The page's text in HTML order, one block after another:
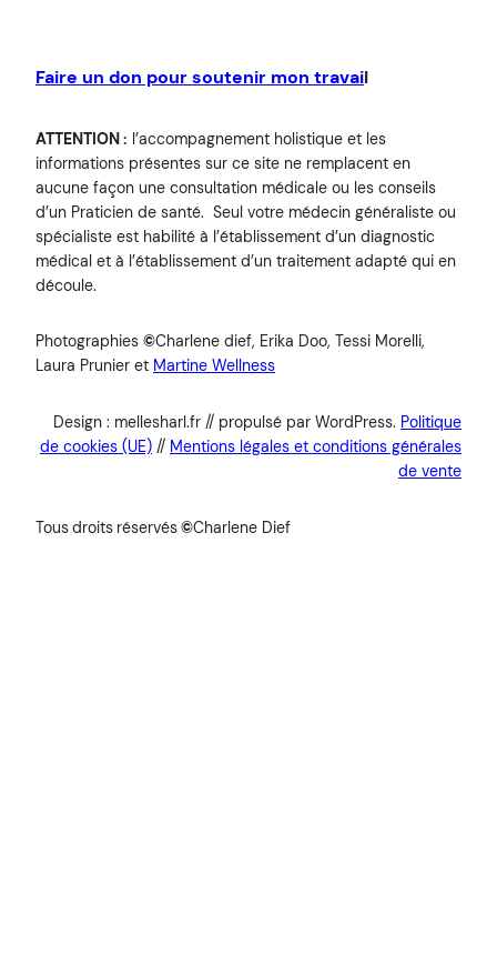
Faire un don pour soutenir mon travail
ATTENTION : l’accompagnement holistique et les
informations présentes sur ce site ne remplacent en
aucune façon une consultation médicale ou les conseils
d’un Praticien de santé. Seul votre médecin généraliste ou
spécialiste est habilité à l’établissement d’un diagnostic
médical et à l’établissement d’un traitement adapté qui en
découle.
Photographies ©Charlene dief, Erika Doo, Tessi Morelli,
Laura Prunier et Martine Wellness
Design : mellesharl.fr // propulsé par WordPress. Politique
de cookies (UE) // Mentions légales et conditions générales
de vente
Tousdroits réservés©Charlene Dief